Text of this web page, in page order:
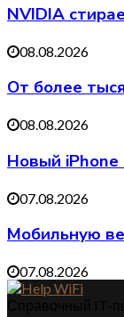
NVIDIA
08.08.2026
От более
08.08.2026
Новый
07.08.2026
Мобильную
07.08.2026